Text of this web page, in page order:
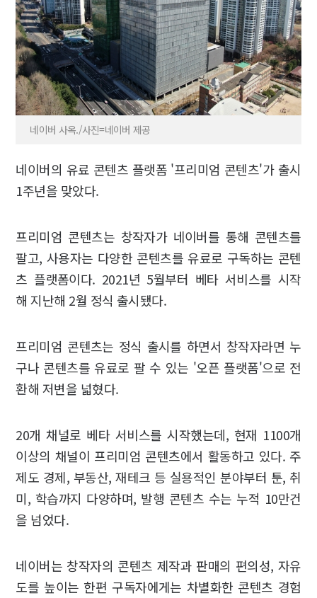
네이버 사옥./사진=네이버 제공
네이버의 유료 콘텐츠 플랫폼 '프리미엄 콘텐츠'가 출시
1주년을 맞았다.
프리미엄 콘텐츠는 창작자가 네이버를 통해 콘텐츠를
팔고, 사용자는 다양한 콘텐츠를 유료로 구독하는 콘텐
츠 플랫폼이다. 2021년 5월부터 베타 서비스를 시작
해 지난해 2월 정식 출시됐다.
프리미엄 콘텐츠는 정식 출시를 하면서 창작자라면 누
구나 콘텐츠를 유료로 팔 수 있는 '오픈 플랫폼'으로 전
환해 저변을 넓혔다.
20개 채널로 베타 서비스를 시작했는데, 현재 1100개
이상의 채널이 프리미엄 콘텐츠에서 활동하고 있다. 주
제도 경제, 부동산, 재테크 등 실용적인 분야부터 툰, 취
미, 학습까지 다양하며, 발행 콘텐츠 수는 누적 10만건
을 넘었다.
네이버는 창작자의 콘텐츠 제작과 판매의 편의성, 자유
도를 높이는 한편 구독자에게는 차별화한 콘텐츠 경험